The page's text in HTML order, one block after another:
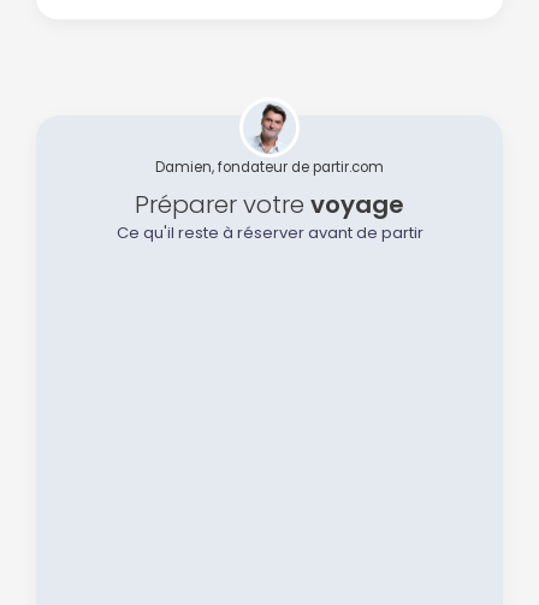
Damien, fondateur de partir.com
Préparer votre voyage
Ce qu'il reste à réserver avant de partir
Continuer avec Apple
ou connectez-vous par mail